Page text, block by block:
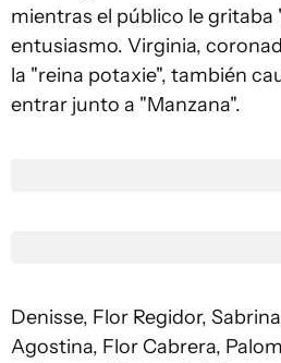
mientras el público le gritaba
entusiasmo. Virginia,
la "reina potaxie", también
entrar junto a "Manzana".
Denisse, Flor Regidor,
Agostina, Flor Cabrera,